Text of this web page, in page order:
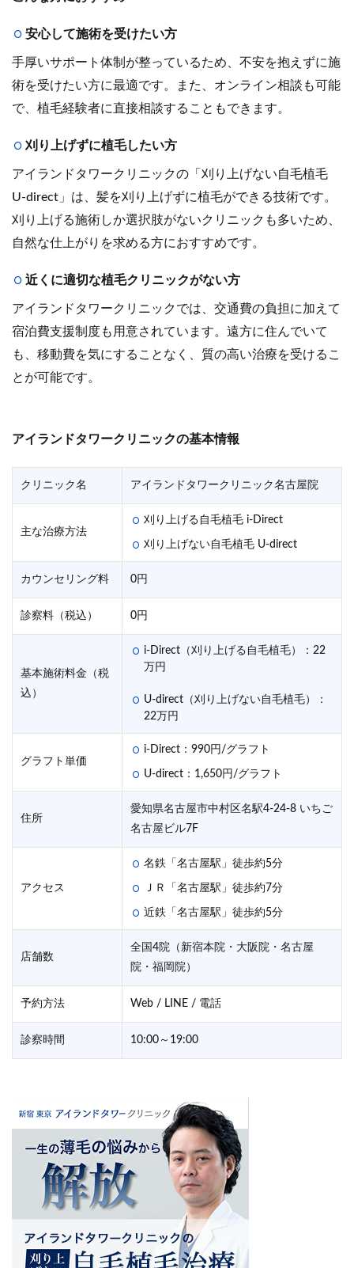
安心して施術を受けたい方
手厚いサポート体制が整っているため、不安を抱えずに施
術を受けたい方に最適です。また、オンライン相談も可能
で、植毛経験者に直接相談することもできます。
刈り上げずに植毛したい方
アイランドタワークリニックの「刈り上げない自毛植毛
U-direct」は、髪を刈り上げずに植毛ができる技術です。
刈り上げる施術しか選択肢がないクリニックも多いため、
自然な仕上がりを求める方におすすめです。
近くに適切な植毛クリニックがない方
アイランドタワークリニックでは、交通費の負担に加えて
宿泊費支援制度も用意されています。遠方に住んでいて
も、移動費を気にすることなく、質の高い治療を受けるこ
とが可能です。
アイランドタワークリニックの基本情報
クリニック名 アイランドタワークリニック名古屋院
主な治療方法
刈り上げる自毛植毛 i-Direct
刈り上げない自毛植毛 U-direct
カウンセリング料 0円
診察料（税込） 0円
基本施術料金（税
込）
i-Direct（刈り上げる自毛植毛）：22
万円
U-direct（刈り上げない自毛植毛）：
22万円
グラフト単価
i-Direct：990円/グラフト
U-direct：1,650円/グラフト
住所
愛知県名古屋市中村区名駅4-24-8 いちご
名古屋ビル7F
アクセス
名鉄「名古屋駅」徒歩約5分
ＪＲ「名古屋駅」徒歩約7分
近鉄「名古屋駅」徒歩約5分
店舗数
全国4院（新宿本院・大阪院・名古屋
院・福岡院）
予約方法 Web / LINE / 電話
診察時間 10:00～19:00